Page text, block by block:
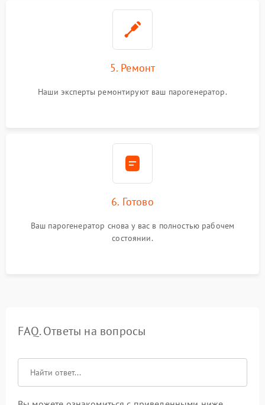
5. Ремонт
Наши эксперты ремонтируют ваш парогенератор.
6. Готово
Ваш парогенератор снова у вас в полностью рабочем
состоянии.
FAQ. Ответы на вопросы